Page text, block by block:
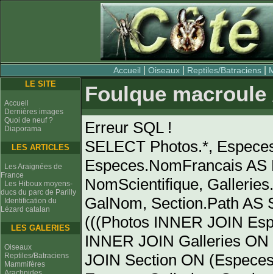
Accueil |Oiseaux Reptiles/Batraciens
LE SITE
Accueil
Dernières images
Quoi de neuf ?
Diaporama
LES ARTICLES
Les Araignées de
France
Les Hiboux moyens-
ducs du parc de Parilly
Identification du
Lézard catalan
LES GALERIES
Oiseaux
Reptiles/Batraciens
Mammifères
Foulque
Erreur SQL !
SELECT Photos.*,
Especes.NomFrancais
NomScientifique,
GalNom, Section.Path AS
(((Photos INNER JOIN
INNER JOIN Galleries
JOIN Section ON